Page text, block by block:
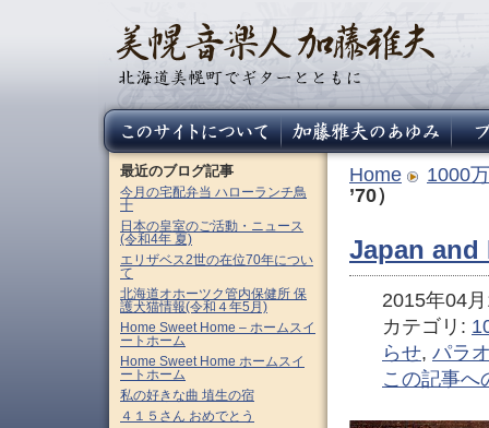
Home
1000
’70）
Japan and
2015年04
カテゴリ:
らせ, パラ
この記事へ
最近のブログ記事
今月の宅配弁当 ハローランチ鳥
十
日本の皇室のご活動・ニュース
(令和4年 夏)
エリザベス2世の在位70年につい
て
北海道オホーツク管内保健所 保
護犬猫情報(令和４年5月)
Home Sweet Home – ホームスイ
ートホーム
Home Sweet Home ホームスイ
ートホーム
私の好きな曲 埴生の宿
４１５さん おめでとう